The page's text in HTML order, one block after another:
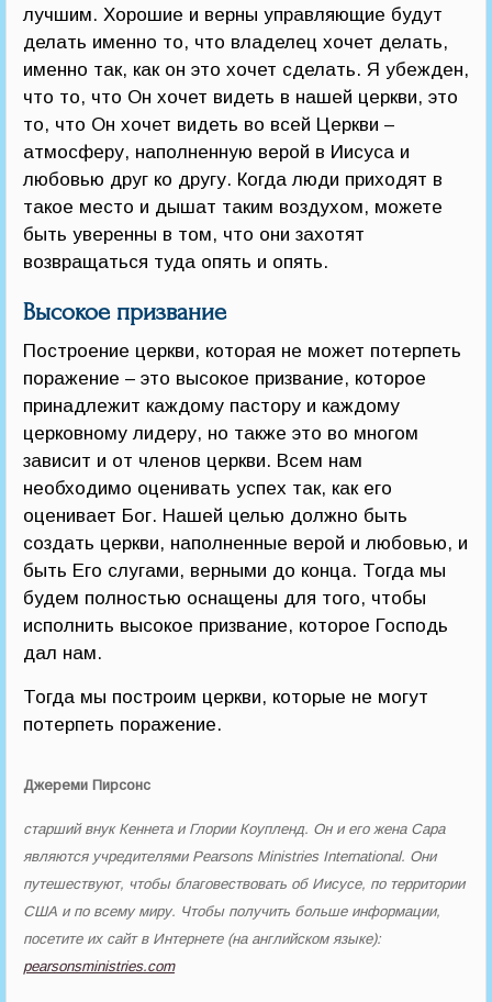
лучшим. Хорошие и верны управляющие будут
делать именно то, что владелец хочет делать,
именно так, как он это хочет сделать. Я убежден,
что то, что Он хочет видеть в нашей церкви, это
то, что Он хочет видеть во всей Церкви –
атмосферу, наполненную верой в Иисуса и
любовью друг ко другу. Когда люди приходят в
такое место и дышат таким воздухом, можете
быть уверенны в том, что они захотят
возвращаться туда опять и опять.
Высокое призвание
Построение церкви, которая не может потерпеть
поражение – это высокое призвание, которое
принадлежит каждому пастору и каждому
церковному лидеру, но также это во многом
зависит и от членов церкви. Всем нам
необходимо оценивать успех так, как его
оценивает Бог. Нашей целью должно быть
создать церкви, наполненные верой и любовью, и
быть Его слугами, верными до конца. Тогда мы
будем полностью оснащены для того, чтобы
исполнить высокое призвание, которое Господь
дал нам.
Тогда мы построим церкви, которые не могут
потерпеть поражение.
Джереми Пирсонс
старший внук Кеннета и Глории Коупленд. Он и его жена Сара
являются учредителями Pearsons Ministries International. Они
путешествуют, чтобы благовествовать об Иисусе, по территории
США и по всему миру. Чтобы получить больше информации,
посетите их сайт в Интернете (на английском языке):
pearsonsministries.com